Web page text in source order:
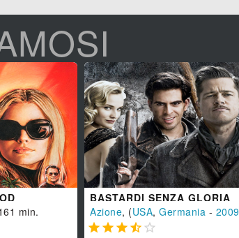
min.
BASTARDI SENZA GLORIA
Azione, (USA, Germania - 2009
    